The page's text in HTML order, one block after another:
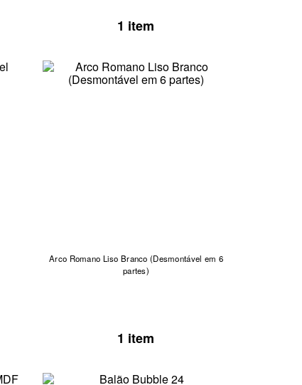
1 item
Arco Romano Liso Branco (Desmontável em 6
partes)
1 item